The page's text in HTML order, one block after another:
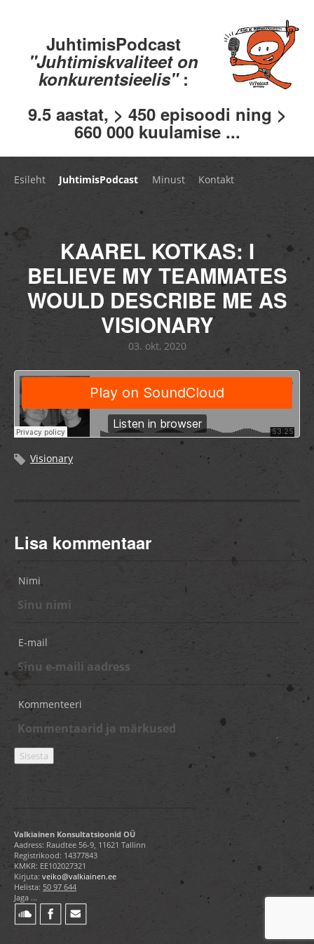
JuhtimisPodcast
"Juhtimiskvaliteet on
konkurentsieelis" :
9.5 aastat, > 450 episoodi ning >
660 000 kuulamise ...
Esileht JuhtimisPodcast Minust Kontakt
KAAREL KOTKAS: I
BELIEVE MY TEAMMATES
WOULD DESCRIBE ME AS
VISIONARY
03. okt, 2020
Visionary
Lisa kommentaar
Nimi
E-mail
Kommenteeri
Valkiainen Konsultatsioonid OÜ
Aadress: Raudtee 56-9, 11621 Tallinn
Registrikood: 14377843
KMKR: EE102027321
Kirjuta: veiko@valkiainen.ee
Helista: 50 97 644
Jaga ...